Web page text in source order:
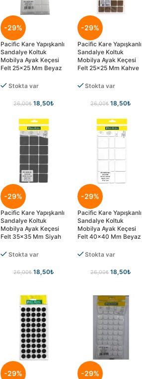
-29%
Pacific Kare Yapışkanlı
Sandalye Koltuk
Mobilya Ayak Keçesi
Felt 25×25 Mm Beyaz
Stokta var
26,00₺ 18,50₺
-29%
Pacific Kare Yapışkanlı
Sandalye Koltuk
Mobilya Ayak Keçesi
Felt 25×25 Mm Kahve
Stokta var
26,00₺ 18,50₺
-29%
Pacific Kare Yapışkanlı
Sandalye Koltuk
Mobilya Ayak Keçesi
Felt 35×35 Mm Siyah
Stokta var
26,00₺ 18,50₺
-29%
Pacific Kare Yapışkanlı
Sandalye Koltuk
Mobilya Ayak Keçesi
Felt 40×40 Mm Beyaz
Stokta var
26,00₺ 18,50₺
-29% -29%